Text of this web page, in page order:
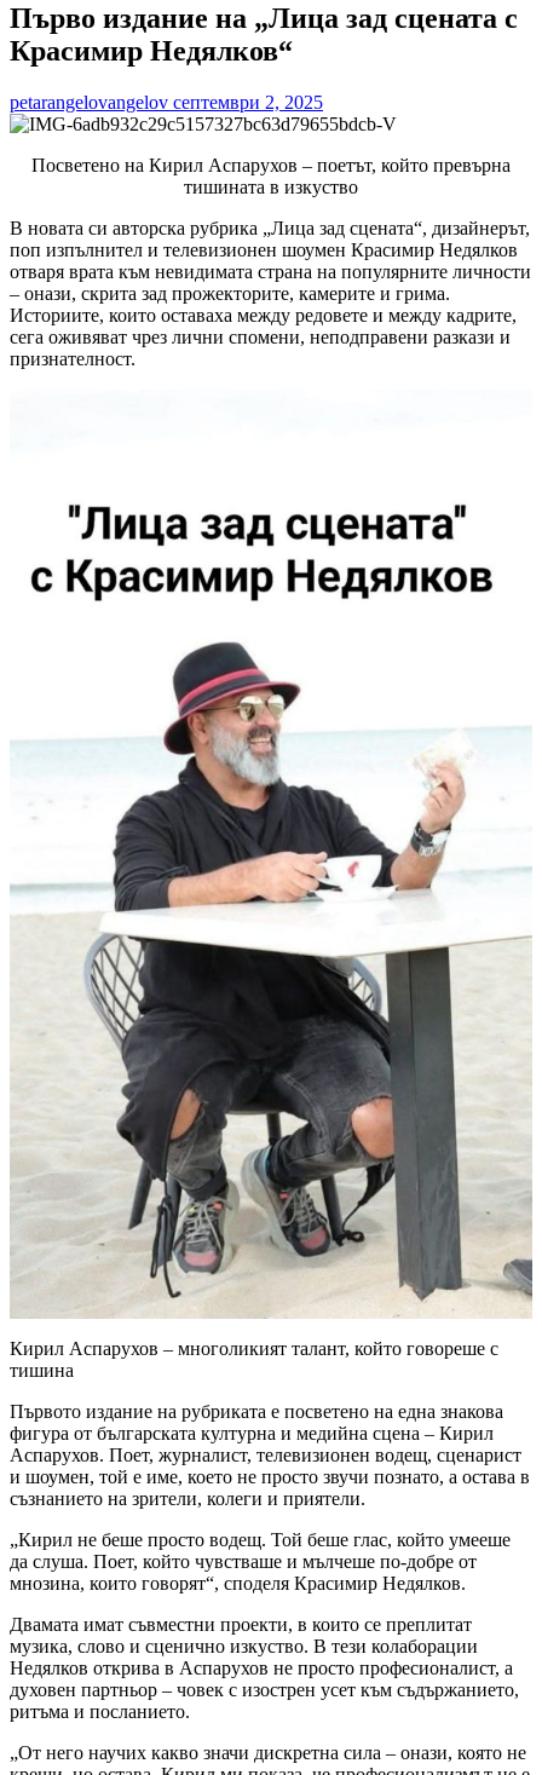
Първо издание на „Лица зад сцената с
Красимир Недялков“
petarangelovangelov септември 2, 2025
Посветено на Кирил Аспарухов – поетът, който превърна
тишината в изкуство
В новата си авторска рубрика „Лица зад сцената“, дизайнерът,
поп изпълнител и телевизионен шоумен Красимир Недялков
отваря врата към невидимата страна на популярните личности
– онази, скрита зад прожекторите, камерите и грима.
Историите, които оставаха между редовете и между кадрите,
сега оживяват чрез лични спомени, неподправени разкази и
признателност.
Кирил Аспарухов – многоликият талант, който говореше с
тишина
Първото издание на рубриката е посветено на една знакова
фигура от българската културна и медийна сцена – Кирил
Аспарухов. Поет, журналист, телевизионен водещ, сценарист
и шоумен, той е име, което не просто звучи познато, а остава в
съзнанието на зрители, колеги и приятели.
„Кирил не беше просто водещ. Той беше глас, който умееше
да слуша. Поет, който чувстваше и мълчеше по-добре от
мнозина, които говорят“, споделя Красимир Недялков.
Двамата имат съвместни проекти, в които се преплитат
музика, слово и сценично изкуство. В тези колаборации
Недялков открива в Аспарухов не просто професионалист, а
духовен партньор – човек с изострен усет към съдържанието,
ритъма и посланието.
„От него научих какво значи дискретна сила – онази, която не